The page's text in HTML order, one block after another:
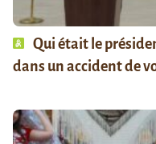
Qui était le
dans un accident de